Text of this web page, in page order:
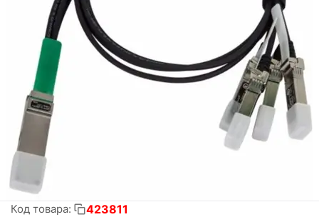
Код товара: 423811